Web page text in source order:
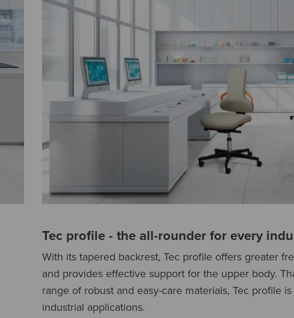
Tec profile - the all-rounder for every
With its tapered backrest, Tec profile offers greater
and provides effective support for the upper body.
range of robust and easy-care materials, Tec profile
industrial applications.